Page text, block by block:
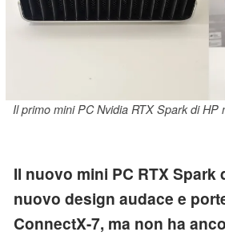
Il primo mini PC Nvidia RTX Spark di HP
Il nuovo mini PC RTX Spark
nuovo design audace e
ConnectX-7, ma non ha